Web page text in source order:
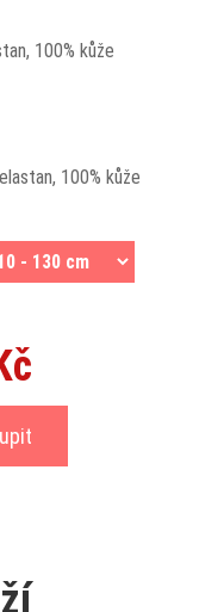
100% kůže
100% kůže